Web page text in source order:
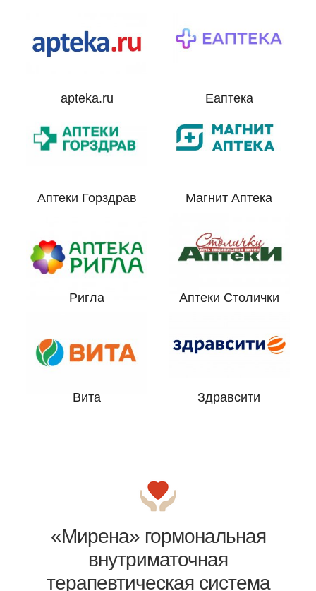
apteka.ru Еаптека
Аптеки Горздрав Магнит Аптека
Ригла Аптеки Столички
Вита Здравсити
«Мирена» гормональная
внутриматочная
терапевтическая система